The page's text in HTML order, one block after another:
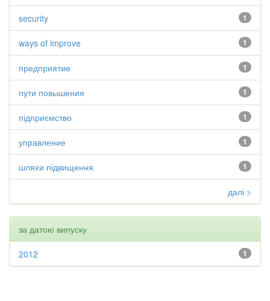
1
security
1
ways of improve
1
предприятие
1
пути повышения
1
підприємство
1
управление
1
шляхи підвищення
далі >
за датою випуску
1
2012